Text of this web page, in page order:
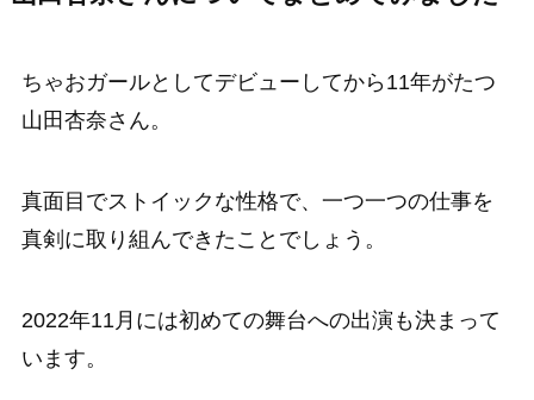
ちゃおガールとしてデビューしてから11年がたつ
山田杏奈さん。
真面目でストイックな性格で、一つ一つの仕事を
真剣に取り組んできたことでしょう。
2022年11月には初めての舞台への出演も決まって
います。